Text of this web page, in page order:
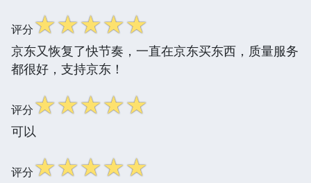
评分☆☆☆☆☆
京东又恢复了快节奏，一直在京东买东西，质量服务
都很好，支持京东！
评分☆☆☆☆☆
可以
评分☆☆☆☆☆